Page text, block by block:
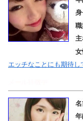
エッチなことにも期待し